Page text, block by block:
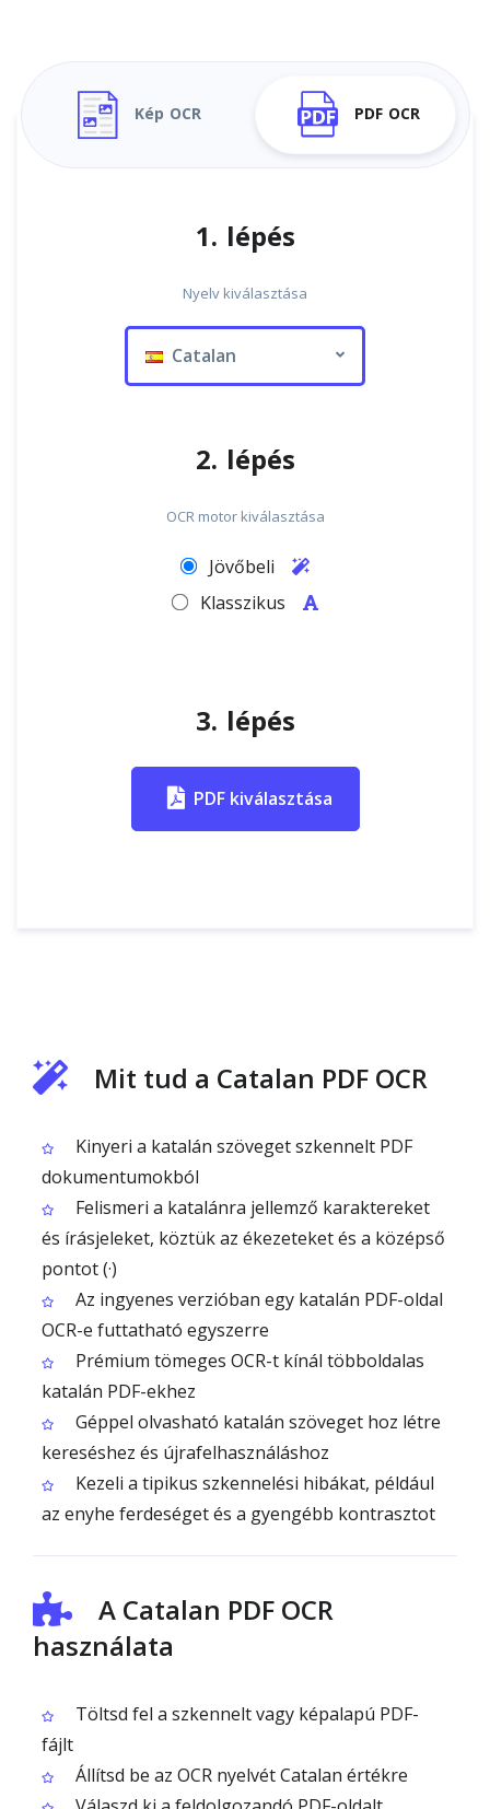
Kép OCR PDF OCR
1. lépés
Nyelv kiválasztása
Catalan
2. lépés
OCR motor kiválasztása
Jövőbeli
Klasszikus
3. lépés
PDF kiválasztása
Mit tud a Catalan PDF OCR
Kinyeri a katalán szöveget szkennelt PDF
dokumentumokból
Felismeri a katalánra jellemző karaktereket
és írásjeleket, köztük az ékezeteket és a középső
pontot (·)
Az ingyenes verzióban egy katalán PDF-oldal
OCR-e futtatható egyszerre
Prémium tömeges OCR-t kínál többoldalas
katalán PDF-ekhez
Géppel olvasható katalán szöveget hoz létre
kereséshez és újrafelhasználáshoz
Kezeli a tipikus szkennelési hibákat, például
az enyhe ferdeséget és a gyengébb kontrasztot
A Catalan PDF OCR
használata
Töltsd fel a szkennelt vagy képalapú PDF-
fájlt
Állítsd be az OCR nyelvét Catalan értékre